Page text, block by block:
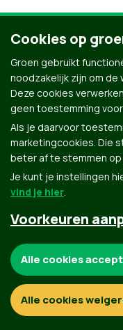
Cookies op
Groen gebruikt
noodzakelijk zijn om
Deze cookies
geen toestemming
Als je daarvoor
marketingcookies. Die
beter af te stemmen op
Je kunt je instellingen
vind je hier.
Voorkeuren
Functionele en
Alle cookies
Alle cookies